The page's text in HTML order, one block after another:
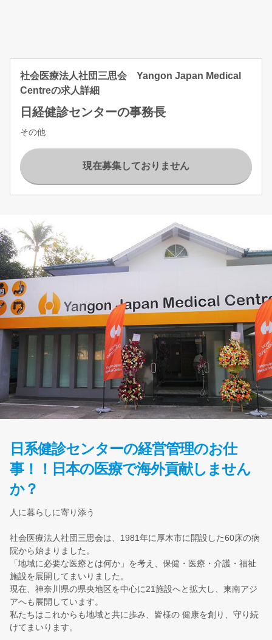
社会医療法人社団三思会 Yangon Japan Medical
Centreの求人詳細
日経健診センターの事務長
その他
現在募集しておりません
日系健診センターの経営管理のお仕
事！！日本の医療で海外貢献しません
か？
人に暮らしに寄り添う
社会医療法人社団三思会は、1981年に厚木市に開設した60床の病
院から始まりました。
「地域に必要な医療とは何か」を考え、保健・医療・介護・福祉
施設を展開してまいりました。
現在、神奈川県の県央地区を中心に21施設へと拡大し、東南アジ
アへも展開しています。
私たちはこれからも地域と共に歩み、皆様の 健康を創り、守り続
けてまいります。